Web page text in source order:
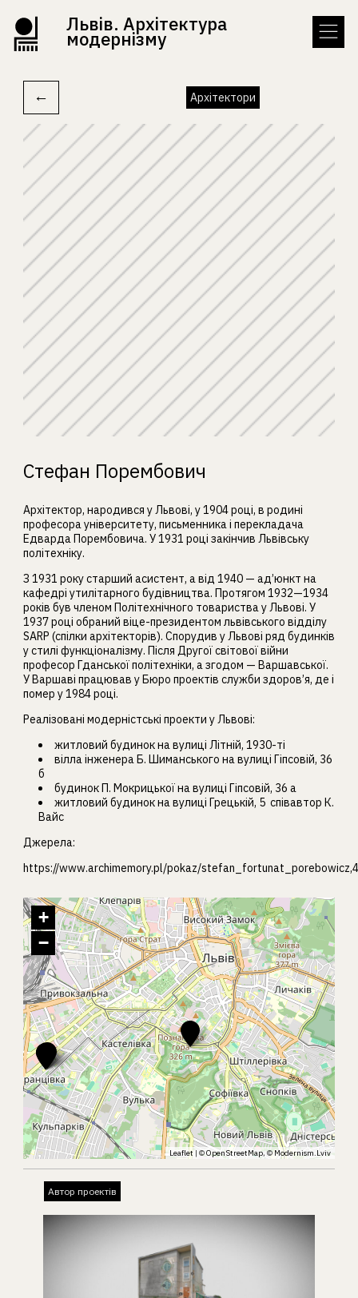
Львів. Архітектура
модернізму
← Архітектори
Стефан Порембович
Архітектор, народився у Львові, у 1904 році, в родині
професора університету, письменника і перекладача
Едварда Порембовича. У 1931 році закінчив Львівську
політехніку.
З 1931 року старший асистент, а від 1940 — ад’юнкт на
кафедрі утилітарного будівництва. Протягом 1932—1934
років був членом Політехнічного товариства у Львові. У
1937 році обраний віце-президентом львівського відділу
SARP (спілки архітекторів). Спорудив у Львові ряд будинків
у стилі функціоналізму. Після Другої світової війни
професор Гданської політехніки, а згодом — Варшавської.
У Варшаві працював у Бюро проектів служби здоров’я, де і
помер у 1984 році.
Реалізовані модерністські проекти у Львові:
житловий будинок на вулиці Літній, 1930-ті
вілла інженера Б. Шиманського на вулиці Гіпсовій, 36
б
будинок П. Мокрицької на вулиці Гіпсовій, 36 а
житловий будинок на вулиці Грецькій, 5 співавтор К.
Вайс
Джерела:
https://www.archimemory.pl/pokaz/
+
−
Leaflet | ©OpenStreetMap, ©Modernism.Lviv
Автор проектів